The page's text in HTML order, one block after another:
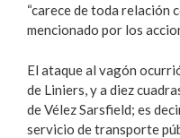
“carece de toda relación
mencionado por los
El ataque al vagón
de Liniers, y a diez
de Vélez Sarsfield; es
servicio de transporte